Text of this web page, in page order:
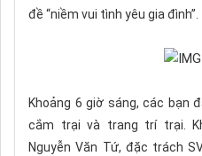
đề “niềm vui tình yêu gia đình”.
Khoảng 6 giờ sáng, các bạn
cắm trại và trang trí trại.
Nguyễn Văn Tứ, đặc trách